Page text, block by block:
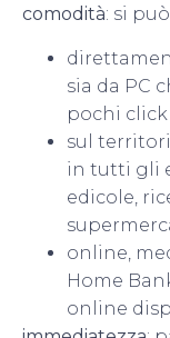
comodità: si
sia da PC
pochi
sul
in tutti gli
edicole,
online,
Home
online